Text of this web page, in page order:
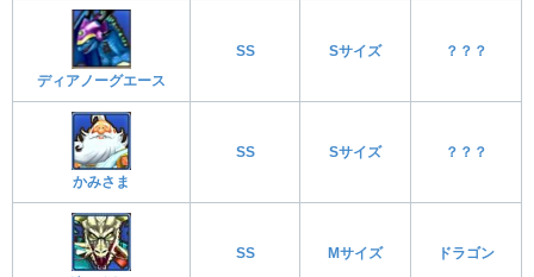
ディアノーグエース
SS Sサイズ ？？？
かみさま
SS Sサイズ ？？？
SS Mサイズ ドラゴン